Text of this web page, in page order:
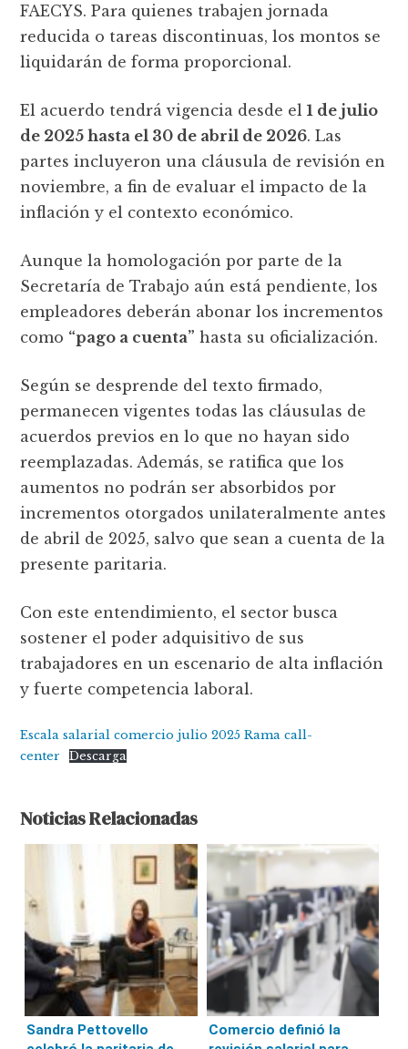
FAECYS. Para quienes trabajen jornada
reducida o tareas discontinuas, los montos se
liquidarán de forma proporcional.
El acuerdo tendrá vigencia desde el1 de julio
de 2025 hasta el 30 de abril de 2026. Las
partes incluyeron una cláusula de revisión en
noviembre, a fin de evaluar el impacto de la
inflación y el contexto económico.
Aunque la homologación por parte de la
Secretaría de Trabajo aún está pendiente, los
empleadores deberán abonar los incrementos
como “pago a cuenta” hasta su oficialización.
Según se desprende del texto firmado,
permanecen vigentes todas las cláusulas de
acuerdos previos en lo que no hayan sido
reemplazadas. Además, se ratifica que los
aumentos no podrán ser absorbidos por
incrementos otorgados unilateralmente antes
de abril de 2025, salvo que sean a cuenta de la
presente paritaria.
Con este entendimiento, el sector busca
sostener el poder adquisitivo de sus
trabajadores en un escenario de alta inflación
y fuerte competencia laboral.
Escala salarial comercio julio 2025 Rama call-
center
Descarga
Noticias Relacionadas
Sandra Pettovello
Comercio definió la